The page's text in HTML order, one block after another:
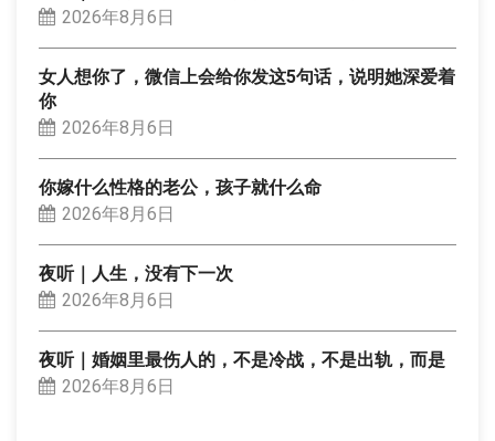
2026年8月6日
女人想你了，微信上会给你发这5句话，说明她深爱着
你
2026年8月6日
你嫁什么性格的老公，孩子就什么命
2026年8月6日
夜听｜人生，没有下一次
2026年8月6日
夜听｜婚姻里最伤人的，不是冷战，不是出轨，而是
2026年8月6日